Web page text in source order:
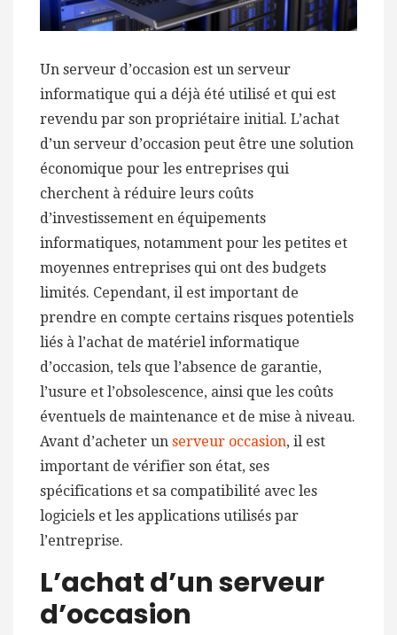
Un serveur d’occasion est un serveur
informatique qui a déjà été utilisé et qui est
revendu par son propriétaire initial. L’achat
d’un serveur d’occasion peut être une solution
économique pour les entreprises qui
cherchent à réduire leurs coûts
d’investissement en équipements
informatiques, notamment pour les petites et
moyennes entreprises qui ont des budgets
limités. Cependant, il est important de
prendre en compte certains risques potentiels
liés à l’achat de matériel informatique
d’occasion, tels que l’absence de garantie,
l’usure et l’obsolescence, ainsi que les coûts
éventuels de maintenance et de mise à niveau.
Avant d’acheter un serveur occasion, il est
important de vérifier son état, ses
spécifications et sa compatibilité avec les
logiciels et les applications utilisés par
l’entreprise.
L’achat d’un serveur
d’occasion